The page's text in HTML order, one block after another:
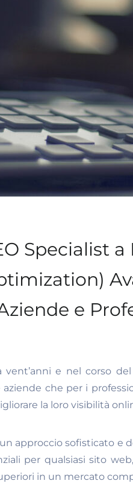
Specialist a
e
e nel corso
aziende che per i
la loro visibilità
approccio sofisticato e
per qualsiasi sito
in un mercato